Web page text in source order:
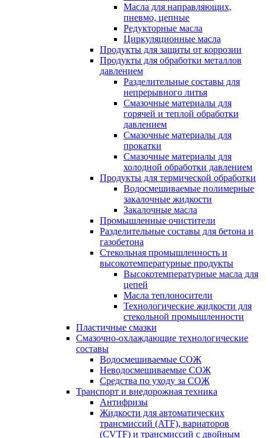
Масла для направляющих,
пневмо, цепные
Редукторные масла
Циркуляционные масла
Продукты для защиты от коррозии
Продукты для обработки металлов
давлением
Разделительные составы для
непрерывного литья
Смазочные материалы для
горячей и теплой обработки
давлением
Смазочные материалы для
прокатки
Смазочные материалы для
холодной обработки давлением
Продукты для термической обработки
Водосмешиваемые полимерные
закалочные жидкости
Закалочные масла
Промышленные очистители
Разделительные составы для бетона и
газобетона
Стекольная промышленность и
высокотемпературные продукты
Высокотемпературные масла для
цепей
Масла теплоносители
Технологические жидкости для
стекольной промышленности
Пластичные смазки
Смазочно-охлаждающие технологические
составы
Водосмешиваемые СОЖ
Неводосмешиваемые СОЖ
Средства по уходу за СОЖ
Транспорт и внедорожная техника
Антифризы
Жидкости для автоматических
трансмиссий (ATF), вариаторов
(CVTF) и трансмиссий с двойным